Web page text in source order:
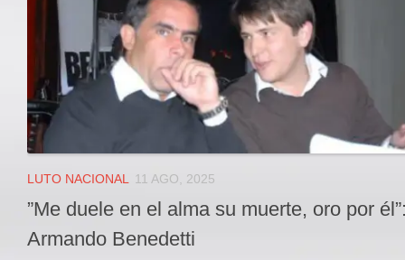
LUTO NACIONAL 11 AGO, 2025
”Me duele en el alma su muerte, oro por
Armando Benedetti